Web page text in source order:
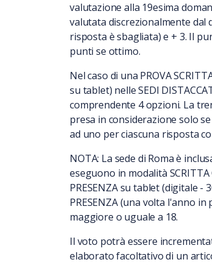
valutazione alla 19esima
valutata discrezionalmente dal
risposta è sbagliata) e + 3. Il
punti se ottimo.
Nel caso di una PROVA
su tablet) nelle SEDI
comprendente 4 opzioni. La
presa in considerazione solo
ad uno per ciascuna risposta
NOTA: La sede di Roma è
eseguono in modalità
PRESENZA su tablet (digitale
PRESENZA (una volta l'anno
maggiore o uguale a 18.
Il voto potrà essere
elaborato facoltativo di un